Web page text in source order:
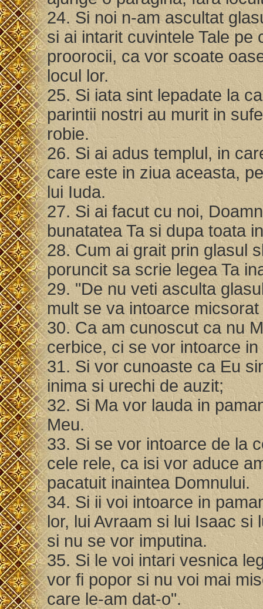
24. Si noi n-am ascultat
si ai intarit cuvintele Tale pe
proorocii, ca vor scoate
locul lor.
25. Si iata sint lepadate la
parintii nostri au murit in
robie.
26. Si ai adus templul, in
care este in ziua aceasta,
lui Iuda.
27. Si ai facut cu noi,
bunatatea Ta si dupa toata
28. Cum ai grait prin glasul
poruncit sa scrie legea Ta
29. "De nu veti asculta
mult se va intoarce
30. Ca am cunoscut ca nu
cerbice, ci se vor intoarce
31. Si vor cunoaste ca Eu
inima si urechi de auzit;
32. Si Ma vor lauda in
Meu.
33. Si se vor intoarce de la
cele rele, ca isi vor aduce
pacatuit inaintea Domnului.
34. Si ii voi intoarce in
lor, lui Avraam si lui Isaac si
si nu se vor imputina.
35. Si le voi intari vesnica
vor fi popor si nu voi mai
care le-am dat-o".